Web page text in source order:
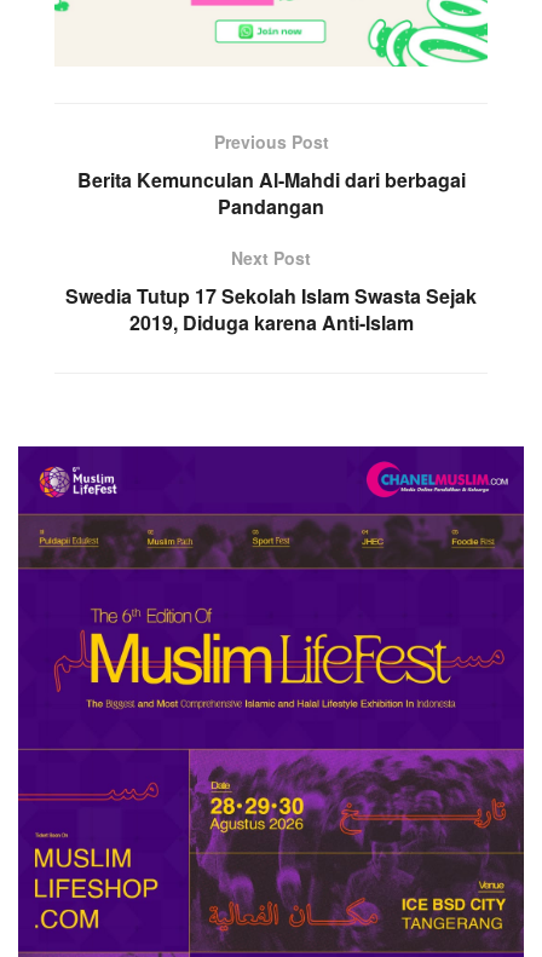
Previous Post
Berita Kemunculan Al-Mahdi dari berbagai
Pandangan
Next Post
Swedia Tutup 17 Sekolah Islam Swasta Sejak
2019, Diduga karena Anti-Islam